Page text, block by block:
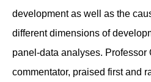
development as well as the
different dimensions of
panel-data analyses. Professor
commentator, praised first and